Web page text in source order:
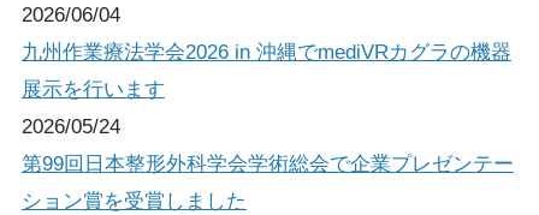
2026/06/04
九州作業療法学会2026 in 沖縄でmediVRカグラの機器
展示を行います
2026/05/24
第99回日本整形外科学会学術総会で企業プレゼンテー
ション賞を受賞しました